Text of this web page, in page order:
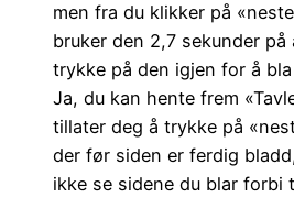
men fra du klikker på
bruker den 2,7 sekunder
trykke på den igjen for å
Ja, du kan hente frem
tillater deg å trykke på
der før siden er ferdig
ikke se sidene du blar forbi